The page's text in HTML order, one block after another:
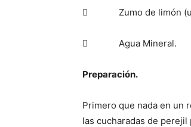
 Zumo de limón
 Agua Mineral.
Preparación.
Primero que nada en un
las cucharadas de perejil